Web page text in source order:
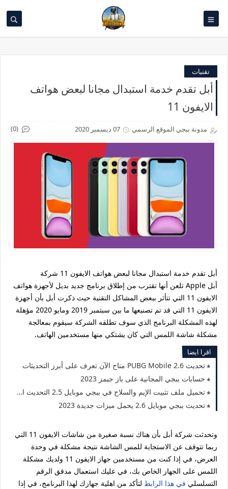
تقنيات
أبل تقدم خدمة استبدال مجانا لبعض هواتف
الايفون 11
مدونة ببجي الموقع الرسمي 07 ديسمبر 2020 (0)
أبل تقدم خدمة استبدال مجانا لبعض هواتف الايفون 11 شركة
أبل Apple تلعن أنها تقترب من إطلاق برنامج جديد بديل لأجهزة هواتف
الايفون 11 التي تتأثر ببعض المشاكل التقنية حيث ذكرت أبل بأن أجهزة
الايفون 11 التي قد تم تصنيعها ما بين سبتمبر 2019 ومايو 2020 مؤهلة
لهذه المشكلة البرنامج الذي سوف تطلقه الشركة سيقوم بمعالجة
مشكلة شاشة اللمس التي كان يشتكي منها مستخدمين الهاتف.
اقرا ايضا
تحديث PUBG Mobile 2.6 متاح الآن تعرف على أبرز التحديثات
حسابات ببجي المجانية على باز جيمز 2023
تحميل ملف تثبيت الإيم والسلاح في ببجي موبايل 2.5 التحديث الجديد 2023
تحديث ببجي موبايل 2.6 يحمل ميزات جديدة 2023
وتحدثت شركة أبل بأن هناك نسبة صغيرة من شاشات الايفون 11 التي
ربما تتوقف عن الاستجابة للمس الشاشة نتيجة مشكلة في وحدة
العرض، في إذا كنت من مستخدمين جهاز الايفون 11 ولديك مشكلة
اللمس على الجهاز الخاص بك، في عليك استعمال مدقق الرقم
التسلسلي في هذا الرابط لتأكد من اهلية جهازك لهذا البرنامج، في إذا